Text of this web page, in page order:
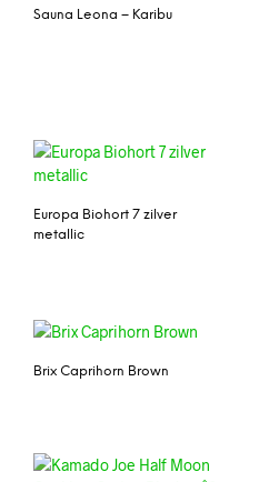
Sauna Leona – Karibu
Europa Biohort 7 zilver
metallic
Brix Caprihorn Brown